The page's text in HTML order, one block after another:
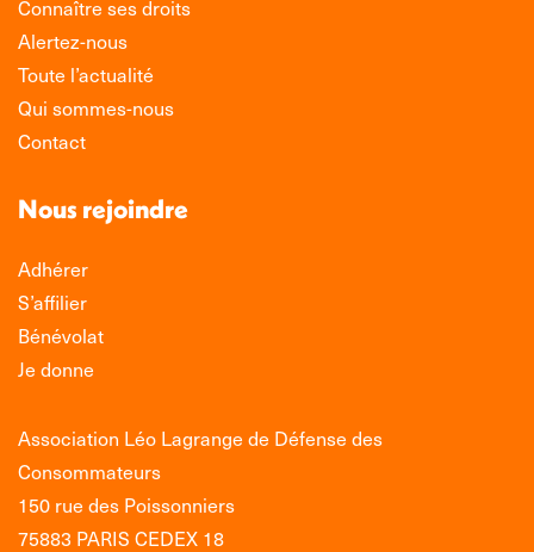
Connaître ses droits
Alertez-nous
Toute l’actualité
Qui sommes-nous
Contact
Nous rejoindre
Adhérer
S’affilier
Bénévolat
Je donne
Association Léo Lagrange de Défense des
Consommateurs
150 rue des Poissonniers
75883 PARIS CEDEX 18